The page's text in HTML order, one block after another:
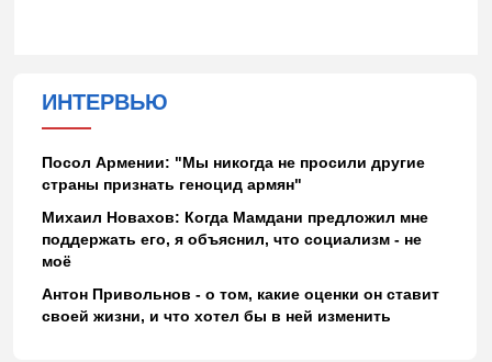
ИНТЕРВЬЮ
Посол Армении: "Мы никогда не просили другие
страны признать геноцид армян"
Михаил Новахов: Когда Мамдани предложил мне
поддержать его, я объяснил, что социализм - не
моё
Антон Привольнов - о том, какие оценки он ставит
своей жизни, и что хотел бы в ней изменить